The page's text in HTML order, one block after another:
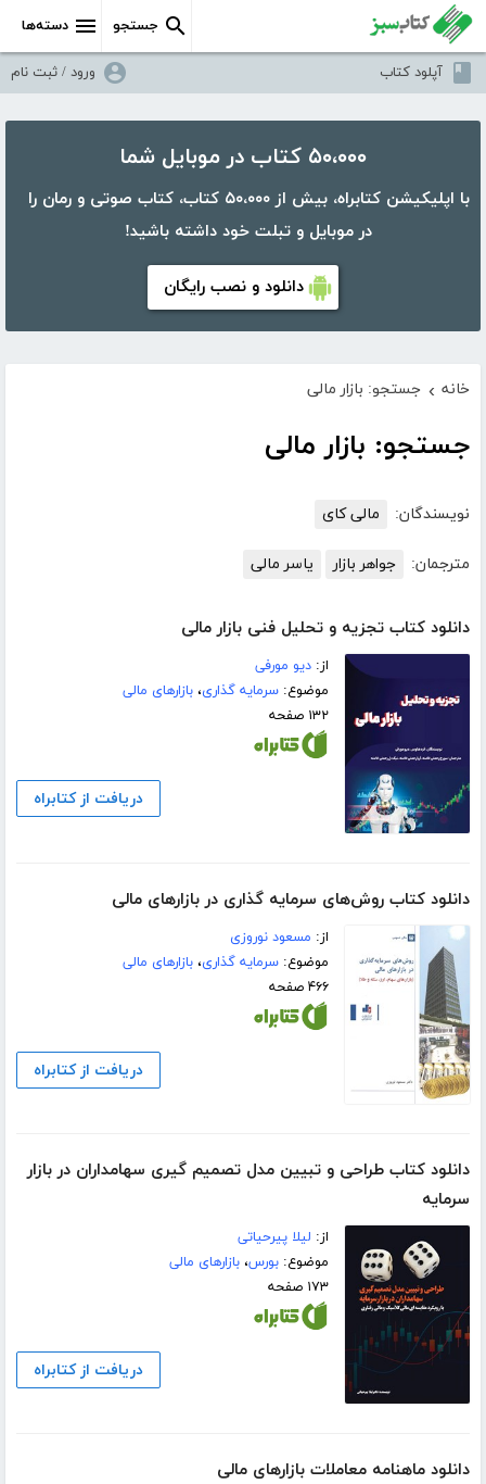
دسته‌ها جستجو
آپلود کتاب ورود / ثبت نام
۵۰،۰۰۰ کتاب در موبایل شما
با اپلیکیشن کتابراه، بیش از ۵۰،۰۰۰ کتاب، کتاب صوتی و رمان را
در موبایل و تبلت خود داشته باشید!
دانلود و نصب رایگان
خانه › جستجو: بازار مالی
جستجو: بازار مالی
نویسندگان: مالی کای
مترجمان: جواهر بازار یاسر مالی
دانلود کتاب تجزیه و تحلیل فنی بازار مالی
از:دیو مورفی
موضوع:سرمایه گذاری،بازارهای مالی
۱۳۲ صفحه
دریافت از کتابراه
دانلود کتاب روش‌های سرمایه گذاری در بازارهای مالی
از: مسعود نوروزی
موضوع:سرمایه گذاری،بازارهای مالی
۴۶۶ صفحه
دریافت از کتابراه
دانلود کتاب طراحی و تبیین مدل تصمیم گیری سهامداران در بازار
سرمایه
از: لیلا پیرحیاتی
موضوع:بورس،بازارهای مالی
۱۷۳ صفحه
دریافت از کتابراه
دانلود ماهنامه معاملات بازارهای مالی